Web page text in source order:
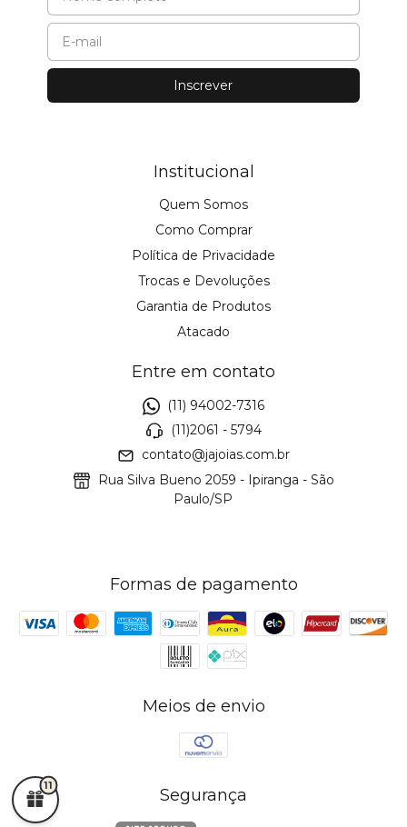
Institucional
Quem Somos
Como Comprar
Política de Privacidade
Trocas e Devoluções
Garantia de Produtos
Atacado
Entre em contato
(11) 94002-7316
(11)2061 - 5794
contato@jajoias.com.br
Rua Silva Bueno 2059 - Ipiranga - São
Paulo/SP
Formas de pagamento
Meios de envio
Segurança
11